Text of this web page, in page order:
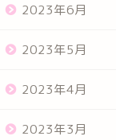
2023年6月
2023年5月
2023年4月
2023年3月